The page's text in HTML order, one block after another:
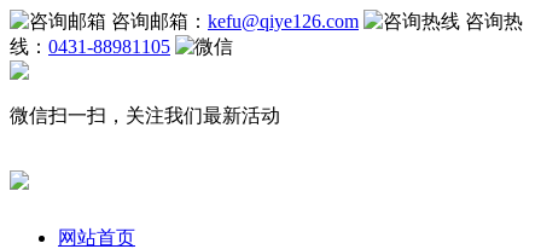
咨询邮箱： kefu@qiye126.com
咨询热
线： 0431-88981105
微信扫一扫，关注我们最新活动
网站首页